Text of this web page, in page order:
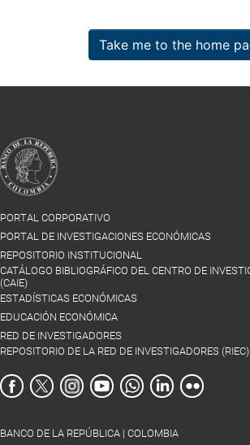
Take me to the home
PORTAL CORPORATIVO
PORTAL DE INVESTIGACIONES ECONÓMICAS
REPOSITORIO INSTITUCIONAL
CATÁLOGO BIBLIOGRÁFICO DEL CENTRO DE
(CAIE)
ESTADÍSTICAS ECONÓMICAS
EDUCACIÓN ECONÓMICA
RED DE INVESTIGADORES
REPOSITORIO DE LA RED DE INVESTIGADORES (RIEC)
BANCO DE LA REPÚBLICA | COLOMBIA